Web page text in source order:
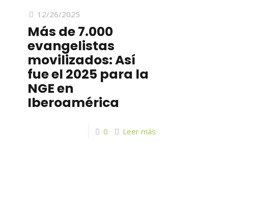
12/26/2025
Más de 7.000
evangelistas
movilizados: Así
fue el 2025 para la
NGE en
Iberoamérica
0 Leer más